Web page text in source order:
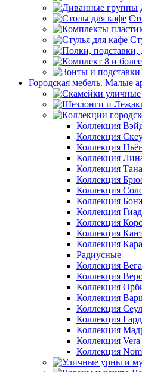
Городская мебель. Малые
Коллекция
Коллекция
Коллекция
Коллекция
Коллекция
Коллекция
Коллекция
Коллекция
Коллекция
Коллекция
Коллекция
Коллекция
Радиусные
Коллекция Вега
Коллекция
Коллекция
Коллекция
Коллекция Сеул
Коллекция
Коллекция
Коллекция
Коллекция